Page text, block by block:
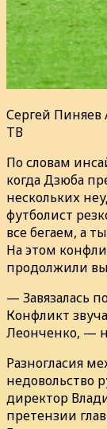
Сергей
ТВ
По словам
когда Дзюба
нескольких
футболист
все бегаем, а
На этом
продолжили
— Завязалась
Конфликт
Леонченко, —
Разногласия
недовольство
директор
претензии